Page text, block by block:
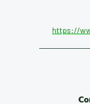
https://